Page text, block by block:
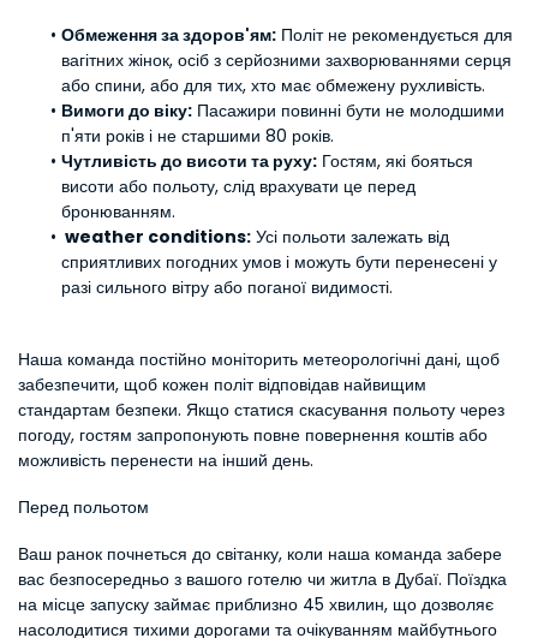
Обмеження за здоров'ям: Політ не рекомендується для
вагітних жінок, осіб з серйозними захворюваннями серця
або спини, або для тих, хто має обмежену рухливість.
Вимоги до віку: Пасажири повинні бути не молодшими
п'яти років і не старшими 80 років.
Чутливість до висоти та руху: Гостям, які бояться
висоти або польоту, слід врахувати це перед
бронюванням.
weather conditions: Усі польоти залежать від
сприятливих погодних умов і можуть бути перенесені у
разі сильного вітру або поганої видимості.
Наша команда постійно моніторить метеорологічні дані, щоб
забезпечити, щоб кожен політ відповідав найвищим
стандартам безпеки. Якщо статися скасування польоту через
погоду, гостям запропонують повне повернення коштів або
можливість перенести на інший день.
Перед польотом
Ваш ранок почнеться до світанку, коли наша команда забере
вас безпосередньо з вашого готелю чи житла в Дубаї. Поїздка
на місце запуску займає приблизно 45 хвилин, що дозволяє
насолодитися тихими дорогами та очікуванням майбутнього